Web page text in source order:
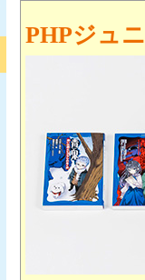
PHPジュ